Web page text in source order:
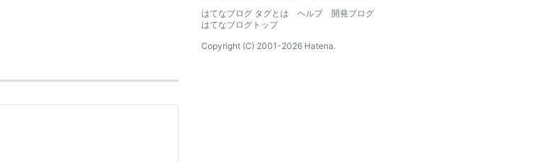
はてなブログ タグとは
ヘルプ
開発ブログ
はてなブログトップ
Copyright (C) 2001-2026 Hatena.